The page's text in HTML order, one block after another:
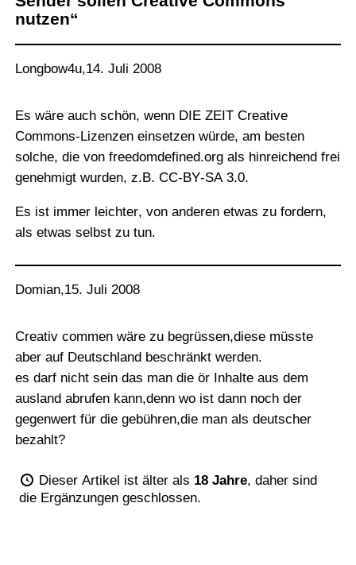
nutzen“
Longbow4u,14. Juli 2008
Es wäre auch schön, wenn DIE ZEIT Creative
Commons-Lizenzen einsetzen würde, am besten
solche, die von freedomdefined.org als hinreichend frei
genehmigt wurden, z.B. CC-BY-SA 3.0.
Es ist immer leichter, von anderen etwas zu fordern,
als etwas selbst zu tun.
Domian,15. Juli 2008
Creativ commen wäre zu begrüssen,diese müsste
aber auf Deutschland beschränkt werden.
es darf nicht sein das man die ör Inhalte aus dem
ausland abrufen kann,denn wo ist dann noch der
gegenwert für die gebühren,die man als deutscher
bezahlt?
Dieser Artikel ist älter als 18 Jahre, daher sind
die Ergänzungen geschlossen.